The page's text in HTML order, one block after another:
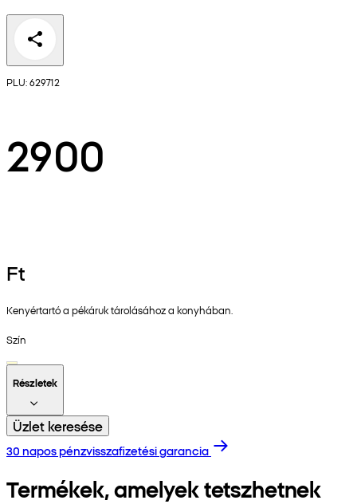
PLU: 629712
2900
Ft
Kenyértartó a pékáruk tárolásához a konyhában.
Szín
Részletek
Üzlet keresése
30 napos pénzvisszafizetési garancia
Termékek, amelyek tetszhetnek